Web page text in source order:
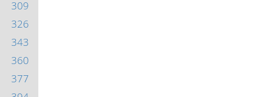
309
326
343
360
377